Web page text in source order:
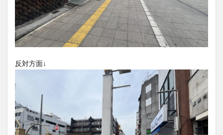
反対方面↓
鉄道ジオラマ
閉店 閉院 開店
開店閉店
開店閉店まとめ
開院 韓国
韓国料理
音楽
飛行機 飲み物 高崎山 鰻